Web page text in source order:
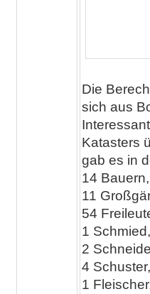
Die
sich aus
Katasters
gab es in
14 Bauern,
11
54
1 Schmied,
2
4 Schuster,
1